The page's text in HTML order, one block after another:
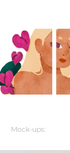
Mock-ups: